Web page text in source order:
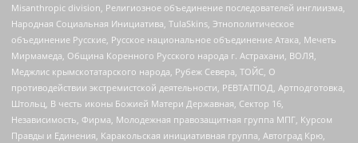
Misanthropic division, Религиозное объединение последователей инглиизма,
Народная Социальная Инициатива, TulaSkins, Этнополитическое
объединение Русские, Русское национальное объединение Атака, Мечеть
Мирмамеда, Община Коренного Русского народа г. Астрахани, ВОЛЯ,
Меджлис крымскотатарского народа, Рубеж Севера, ТОЙС, О
противодействии экстремистской деятельности, РЕВТАТПОД, Артподготовка,
Штольц, В честь иконы Божией Матери Державная, Сектор 16,
Независимость, Фирма, Молодежная правозащитная группа МПГ, Курсом
Правды и Единения, Каракольская инициативная группа, Автоград Крю,